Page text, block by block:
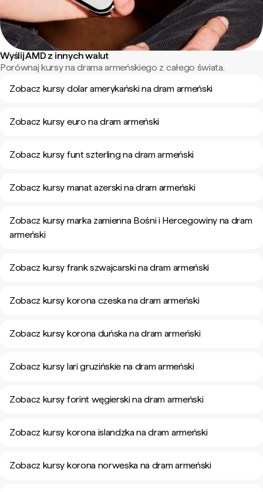
Wyślij AMD z innych walut
Porównaj kursy na drama armeńskiego z całego świata.
Zobacz kursy dolar amerykański na dram armeński
Zobacz kursy euro na dram armeński
Zobacz kursy funt szterling na dram armeński
Zobacz kursy manat azerski na dram armeński
Zobacz kursy marka zamienna Bośni i Hercegowiny na dram
armeński
Zobacz kursy frank szwajcarski na dram armeński
Zobacz kursy korona czeska na dram armeński
Zobacz kursy korona duńska na dram armeński
Zobacz kursy lari gruzińskie na dram armeński
Zobacz kursy forint węgierski na dram armeński
Zobacz kursy korona islandzka na dram armeński
Zobacz kursy korona norweska na dram armeński